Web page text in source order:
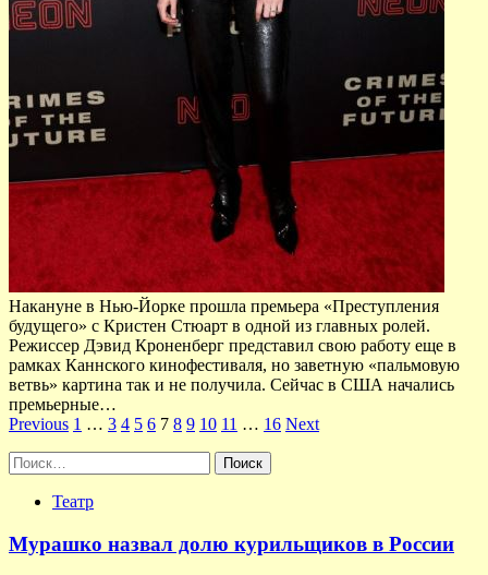
Накануне в Нью-Йорке прошла премьера «Преступления
будущего» с Кристен Стюарт в одной из главных ролей.
Режиссер Дэвид Кроненберг представил свою работу еще в
рамках Каннского кинофестиваля, но заветную «пальмовую
ветвь» картина так и не получила. Сейчас в США начались
премьерные…
Пагинация
записей
Previous 1 … 3 4 5 6 7 8 9 10 11 … 16 Next
Найти:
Театр
Мурашко назвал долю курильщиков в России